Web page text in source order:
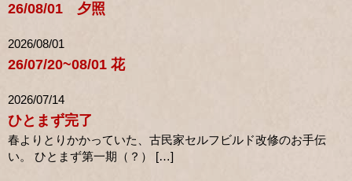
26/08/01 夕照
2026/08/01
26/07/20~08/01 花
2026/07/14
ひとまず完了
春よりとりかかっていた、古民家セルフビルド改修のお手伝
い。 ひとまず第一期（？） […]